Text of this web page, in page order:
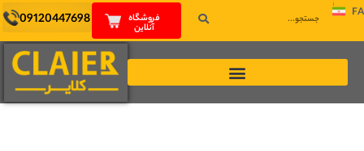
FA فروشگاه
آنلاین 09120447698